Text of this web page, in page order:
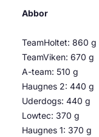
Abbor
TeamHoltet: 860 g
TeamViken: 670 g
A-team: 510 g
Haugnes 2: 440 g
Uderdogs: 440 g
Lowtec: 370 g
Haugnes 1: 370 g